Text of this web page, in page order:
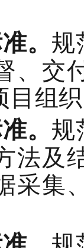
。 规
、交
目组
。 规
法及
采集